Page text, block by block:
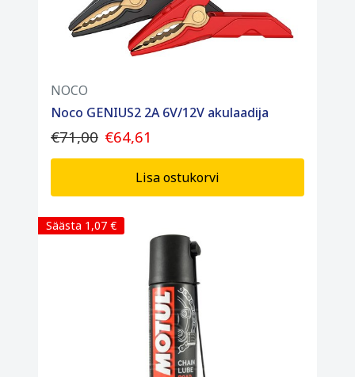
NOCO
Noco GENIUS2 2A 6V/12V akulaadija
€71,00 €64,61
Lisa ostukorvi
Säästa 1,07 €